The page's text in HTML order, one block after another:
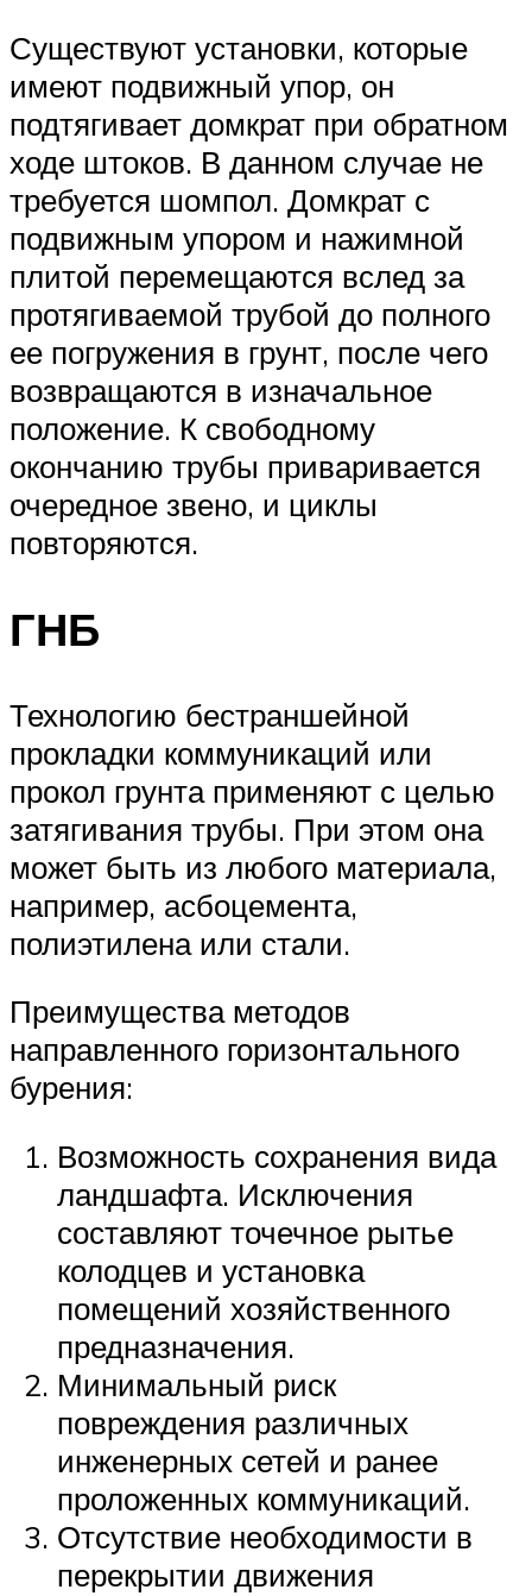
Существуют установки, которые
имеют подвижный упор, он
подтягивает домкрат при обратном
ходе штоков. В данном случае не
требуется шомпол. Домкрат с
подвижным упором и нажимной
плитой перемещаются вслед за
протягиваемой трубой до полного
ее погружения в грунт, после чего
возвращаются в изначальное
положение. К свободному
окончанию трубы приваривается
очередное звено, и циклы
повторяются.
ГНБ
Технологию бестраншейной
прокладки коммуникаций или
прокол грунта применяют с целью
затягивания трубы. При этом она
может быть из любого материала,
например, асбоцемента,
полиэтилена или стали.
Преимущества методов
направленного горизонтального
бурения:
Возможность сохранения вида
ландшафта. Исключения
составляют точечное рытье
колодцев и установка
помещений хозяйственного
предназначения.
Минимальный риск
повреждения различных
инженерных сетей и ранее
проложенных коммуникаций.
Отсутствие необходимости в
перекрытии движения